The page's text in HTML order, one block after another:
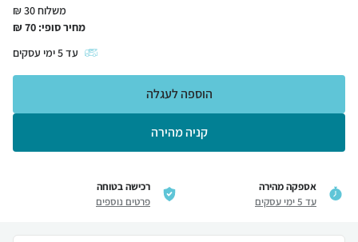
משלוח 30 ₪
מחיר סופי: 70
₪
עד5ימי עסקים
קניה מהירה
הוספה לעגלה
אספקה מהירה
עד 5 ימי עסקים
רכישה בטוחה
פרטים נוספים